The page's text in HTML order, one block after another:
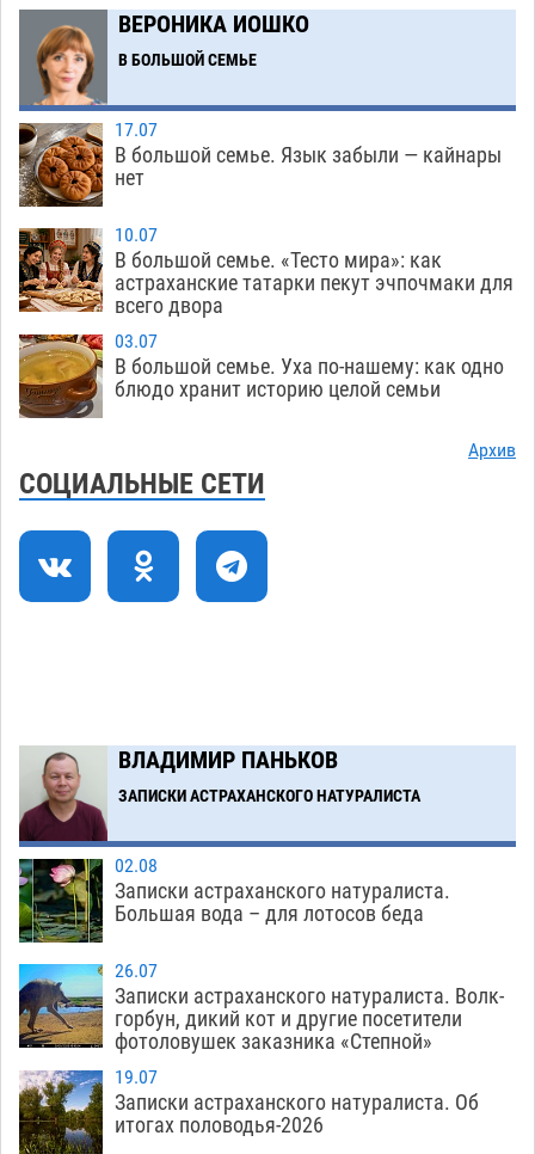
помойку
11:58
В Астрахани подросток угнал мотоцикл и
похитил чужие мобильник с банковскими
картами
11:20
Астраханцев ждут на парковом газоне с
призами и эрмитажными котами
10:43
Астраханский суд встал на сторону МЧС в
споре за возврат униформы
07.08 392
10:02
На Всероссийской Спартакиаде астраханские
гандболисты уступили казанским «драконам»
07.08
Краснодарской в Астрахани скончались
Астраханский суд оценил четыре удара по
голове полицейского в сто тысяч рублей
18:57
В Астрахани впервые открыли смену по
теории игр
ВЕРОНИКА ИОШКО
В БОЛЬШОЙ СЕМЬЕ
17.07
В большой семье. Язык забыли — кайнары
нет
10.07
В большой семье. «Тесто мира»: как
астраханские татарки пекут эчпочмаки для
всего двора
03.07
В большой семье. Уха по-нашему: как одно
блюдо хранит историю целой семьи
Архив
СОЦИАЛЬНЫЕ СЕТИ
ВЛАДИМИР ПАНЬКОВ
ЗАПИСКИ АСТРАХАНСКОГО НАТУРАЛИСТА
02.08
Записки астраханского натуралиста.
Большая вода – для лотосов беда
26.07
Записки астраханского натуралиста. Волк-
горбун, дикий кот и другие посетители
фотоловушек заказника «Степной»
19.07
Записки астраханского натуралиста. Об
итогах половодья-2026